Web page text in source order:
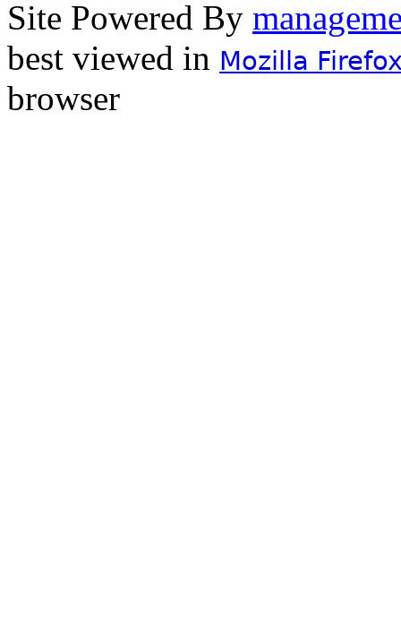
Site Powered By
best viewed in Mozilla
browser